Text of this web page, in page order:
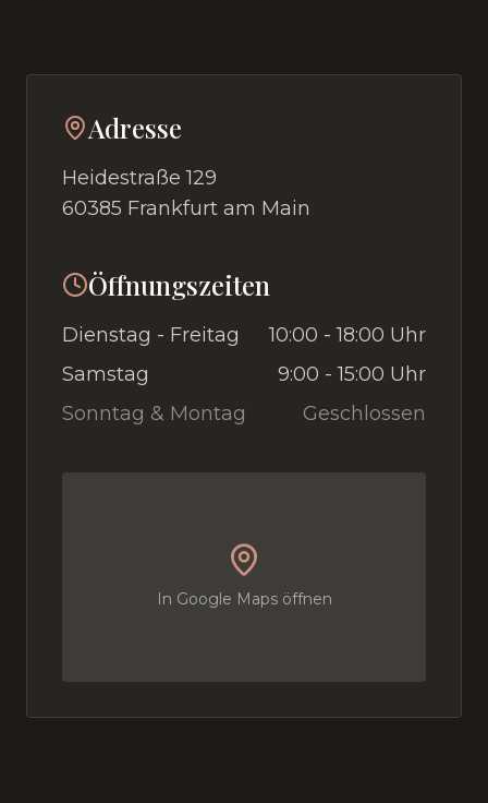
Adresse
Heidestraße 129
60385 Frankfurt am Main
Öffnungszeiten
Dienstag - Freitag
10:00 - 18:00 Uhr
Samstag
9:00 - 15:00 Uhr
Sonntag & Montag
Geschlossen
In Google Maps öffnen